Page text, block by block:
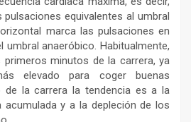
equivalentes al umbral
marca las pulsaciones en
umbral anaeróbico. Habitualmente,
minutos de la carrera, ya
elevado para coger buenas
de la carrera la tendencia es a la
y a la depleción de los